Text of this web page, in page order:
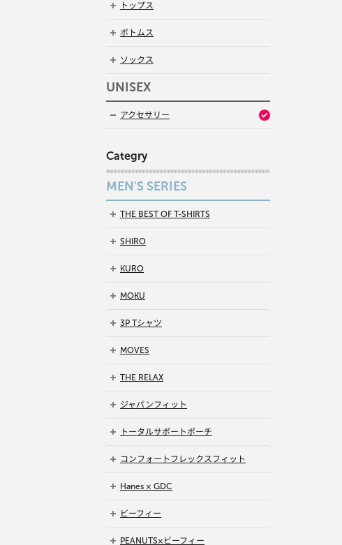
トップス
ボトムス
ソックス
UNISEX
アクセサリー
Categry
MEN'S SERIES
THE BEST OF T-SHIRTS
SHIRO
KURO
MOKU
3P Tシャツ
MOVES
THE RELAX
ジャパンフィット
トータルサポートポーチ
コンフォートフレックスフィット
Hanes × GDC
ビーフィー
PEANUTS×ビーフィー